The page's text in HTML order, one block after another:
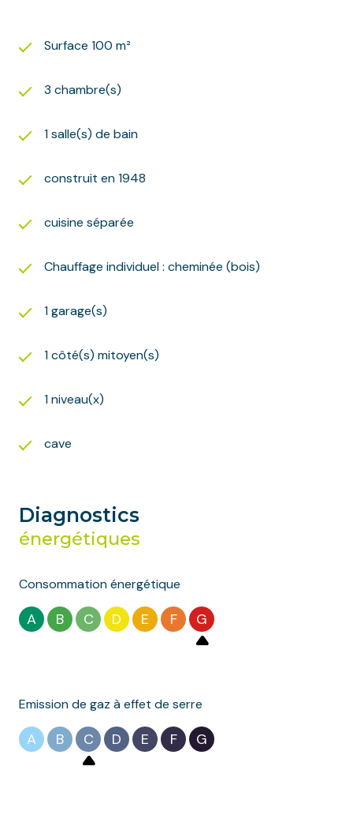
Surface 100 m²
3 chambre(s)
1 salle(s) de bain
construit en 1948
cuisine séparée
Chauffage individuel : cheminée (bois)
1 garage(s)
1 côté(s) mitoyen(s)
1 niveau(x)
cave
Diagnostics
énergétiques
Consommation énergétique
A B C D E F G
Emission de gaz à effet de serre
A B C D E F G